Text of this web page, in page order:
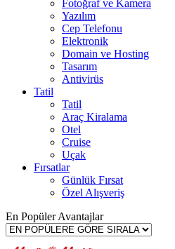
Fotoğraf ve Kamera
Yazılım
Cep Telefonu
Elektronik
Domain ve Hosting
Tasarım
Antivirüs
Tatil
Tatil
Araç Kiralama
Otel
Cruise
Uçak
Fırsatlar
Günlük Fırsat
Özel Alışveriş
En Popüler Avantajlar